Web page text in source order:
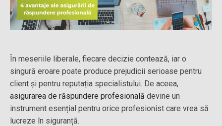
În meseriile liberale, fiecare decizie contează, iar o
singură eroare poate produce prejudicii serioase pentru
client și pentru reputația specialistului. De aceea,
asigurarea de răspundere profesională devine un
instrument esențial pentru orice profesionist care vrea să
lucreze în siguranță.